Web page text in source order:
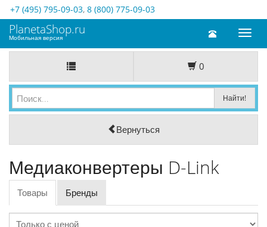
+7 (495) 795-09-03, 8 (800) 775-09-03
Toggle
PlanetaShop.ru
Мобильная версия
0
Вернуться
Медиаконвертеры D-Link
Товары Бренды